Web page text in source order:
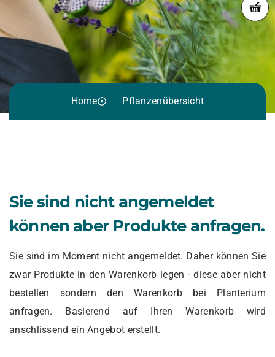
Home Pflanzenübersicht
Sie sind nicht angemeldet
können aber Produkte anfragen.
Sie sind im Moment nicht angemeldet. Daher können Sie
zwar Produkte in den Warenkorb legen - diese aber nicht
bestellen sondern den Warenkorb bei Planterium
anfragen. Basierend auf Ihren Warenkorb wird
anschlissend ein Angebot erstellt.